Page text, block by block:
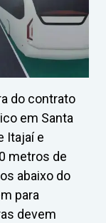
do contrato
em Santa
Itajaí e
metros de
abaixo do
para
devem